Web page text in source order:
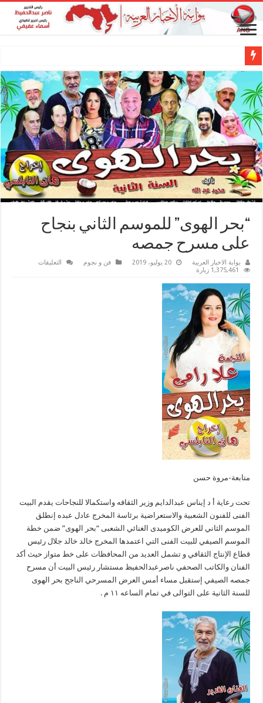
“بحر الهوى” للموسم الثاني بنجاح
على مسرح جمصه
بوابة الاخبار العربية 20 يوليو، 2019 فن و نجوم التعليقات
1,375,461 زيارة
متابعة-مروة حسن
تحت رعاية أ د إيناس عبدالدايم وزير الثقافه واستكمالا للنجاحات يقدم البيت
الفنى للفنون الشعبية والاستعراضية برئاسة المخرج عادل عبده إنطلق
الموسم الثاني للعرض الكوميدى الغنائي الشعبى “بحر الهوى” ضمن خطة
الموسم الصيفي للبيت الفنى التي اعتمدها المخرج خالد خالد جلال رئيس
قطاع الإنتاج الثقافي و تشمل العديد من المحافظات على خط متواز حيث أكد
الفنان والكاتب الصحفي ناصرعبدالحفيظ مستشار رئيس البيت أن مسرح
جمصه الصيفي إستقبل مساء أمس العرض المسرحي الناجح بحر الهوى
للسنة الثانية على التوالى في تمام الساعه ١١ م .